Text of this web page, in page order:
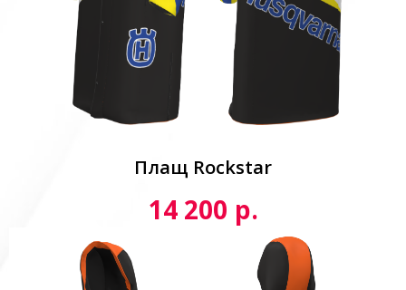
Плащ Rockstar
14 200 р.